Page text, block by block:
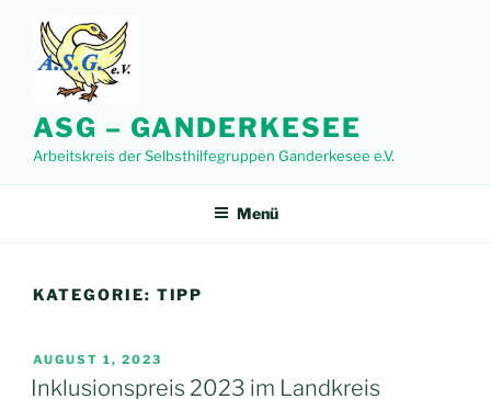
Inhalt
springen
ASG – GANDERKESEE
Arbeitskreis der Selbsthilfegruppen Ganderkesee e.V.
Menü
KATEGORIE: TIPP
VERÖFFENTLICHT
AM
AUGUST 1, 2023
Inklusionspreis 2023 im Landkreis